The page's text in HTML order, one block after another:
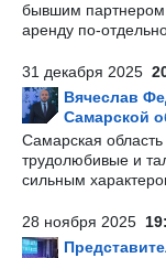
бывшим партнером
аренду по-
31 декабря 2025
Вячеслав
Самарской
Самарская
трудолюбивые и
сильным
28 ноября 2025